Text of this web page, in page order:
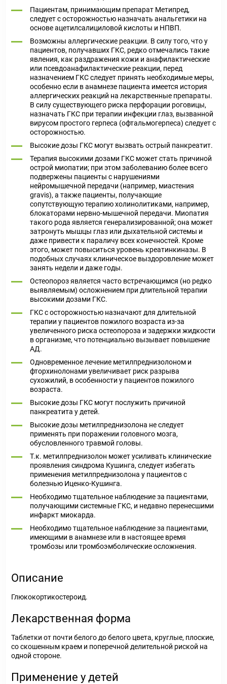
Пациентам, принимающим препарат Метипред,
следует с осторожностью назначать анальгетики на
основе ацетилсалициловой кислоты и НПВП.
Возможны аллергические реакции. В силу того, что у
пациентов, получавших ГКС, редко отмечались такие
явления, как раздражения кожи и анафилактические
или псевдоанафилактические реакции, перед
назначением ГКС следует принять необходимые меры,
особенно если в анамнезе пациента имеется история
аллергических реакций на лекарственные препараты.
В силу существующего риска перфорации роговицы,
назначать ГКС при терапии инфекции глаз, вызванной
вирусом простого герпеса (офтальмогерпеса) следует с
осторожностью.
Высокие дозы ГКС могут вызвать острый панкреатит.
Терапия высокими дозами ГКС может стать причиной
острой миопатии; при этом заболеванию более всего
подвержены пациенты с нарушениями
нейромышечной передачи (например, миастения
gravis), а также пациенты, получающие
сопутствующую терапию холинолитиками, например,
блокаторами нервно-мышечной передачи. Миопатия
такого рода является генерализированной; она может
затронуть мышцы глаз или дыхательной системы и
даже привести к параличу всех конечностей. Кроме
этого, может повыситься уровень креатинкиназы. В
подобных случаях клиническое выздоровление может
занять недели и даже годы.
Остеопороз является часто встречающимся (но редко
выявляемым) осложнением при длительной терапии
высокими дозами ГКС.
ГКС с осторожностью назначают для длительной
терапии у пациентов пожилого возраста из-за
увеличенного риска остеопороза и задержки жидкости
в организме, что потенциально вызывает повышение
АД.
Одновременное лечение метилпреднизолоном и
фторхинолонами увеличивает риск разрыва
сухожилий, в особенности у пациентов пожилого
возраста.
Высокие дозы ГКС могут послужить причиной
панкреатита у детей.
Высокие дозы метилпреднизолона не следует
применять при поражении головного мозга,
обусловленного травмой головы.
Т.к. метилпреднизолон может усиливать клинические
проявления синдрома Кушинга, следует избегать
применения метилпреднизолона у пациентов с
болезнью Иценко-Кушинга.
Необходимо тщательное наблюдение за пациентами,
получающими системные ГКС, и недавно перенесшими
инфаркт миокарда.
Необходимо тщательное наблюдение за пациентами,
имеющими в анамнезе или в настоящее время
тромбозы или тромбоэмболические осложнения.
Описание
Глюкокортикостероид.
Лекарственная форма
Таблетки от почти белого до белого цвета, круглые, плоские,
со скошенным краем и поперечной делительной риской на
одной стороне.
Применение у детей